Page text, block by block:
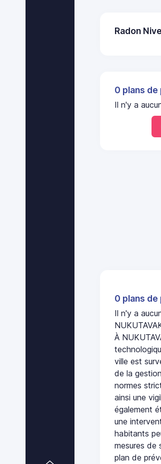
Radon
0 plans
Il n'y a
0 plans
Il n'y a
À
ville est
de la
normes
ainsi une
également
une
habitants
mesures de
plan de